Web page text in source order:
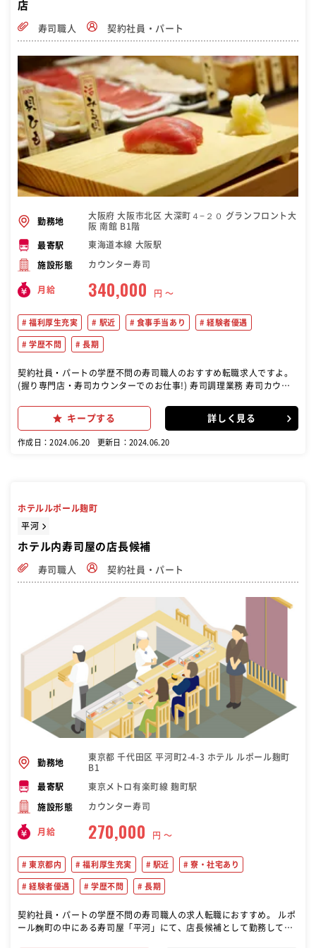
店
寿司職人 契約社員・パート
勤務地
大阪府 大阪市北区 大深町４−２０ グランフロント大
阪 南館 B1階
最寄駅 東海道本線 大阪駅
施設形態 カウンター寿司
月給 340,000 円 〜
福利厚生充実 駅近 食事手当あり 経験者優遇
学歴不問 長期
契約社員・パートの学歴不問の寿司職人のおすすめ転職求人ですよ。
(握り専門店・寿司カウンターでのお仕事!) 寿司調理業務 寿司カウン
の接客 お客様に握りたての寿司を提供 店舗運営補助 店内の清掃 店舗
全体の運営をサポート この仕事は「立食江戸前寿司 魚がし日本一」の
店舗で行われ、主にカウンター席での作業が中心です。 既存店から先
キープする 詳しく見る
作成日：2024.06.20 更新日：2024.06.20
ホテルルポール麹町
平河
ホテル内寿司屋の店長候補
寿司職人 契約社員・パート
勤務地
東京都 千代田区 平河町2-4-3 ホテル ルポール麹町
B1
最寄駅 東京メトロ有楽町線 麹町駅
施設形態 カウンター寿司
月給 270,000 円 〜
東京都内 福利厚生充実 駅近 寮・社宅あり
経験者優遇 学歴不問 長期
契約社員・パートの学歴不問の寿司職人の求人転職におすすめ。 ルポ
ール麴町の中にある寿司屋「平河」にて、店長候補として勤務してい